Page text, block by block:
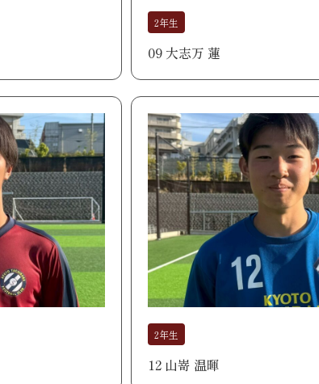
2年生
09 大志万 蓮
2年生
12 山嵜 温暉